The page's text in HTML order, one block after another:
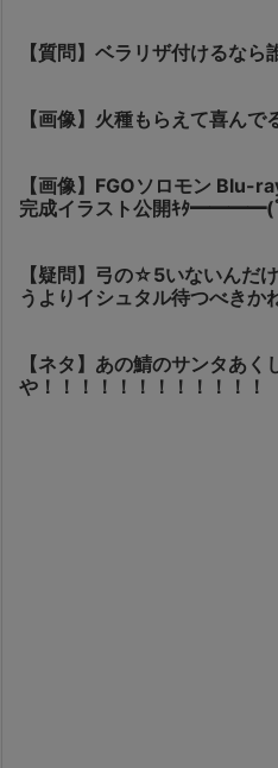
【質問】ベラリザ付けるなら
【画像】火種もらえて喜ん
【画像】FGOソロモン Blu-
完成イラスト公開ｷﾀ
【疑問】弓の☆5いないんだ
うよりイシュタル待つべきか
【ネタ】あの鯖のサンタあく
や！！！！！！！！！！！！